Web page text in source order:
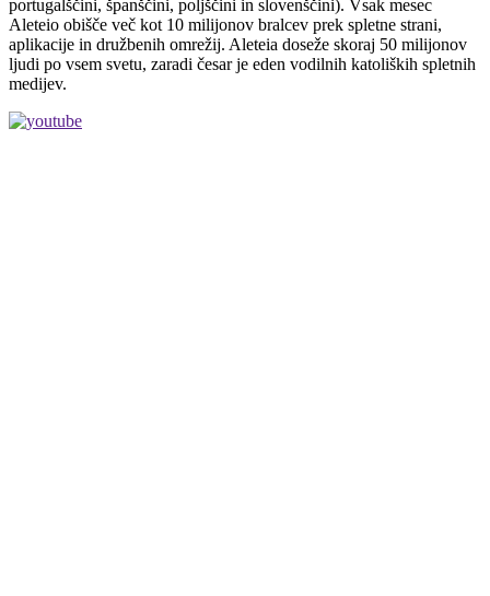
portugalščini, španščini, poljščini in slovenščini). Vsak mesec
Aleteio obišče več kot 10 milijonov bralcev prek spletne strani,
aplikacije in družbenih omrežij. Aleteia doseže skoraj 50 milijonov
ljudi po vsem svetu, zaradi česar je eden vodilnih katoliških spletnih
medijev.